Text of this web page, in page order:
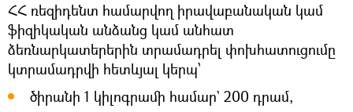
ՀՀ ռեզիդենտ համարվող իրավաբանական կամ
ֆիզիկական անձանց կամ անհատ
ձեռնարկատերերին տրամադրել փոխհատուցումը
կտրամադրվի հետևյալ կերպ՝
ծիրանի 1 կիլոգրամի համար` 200 դրամ,